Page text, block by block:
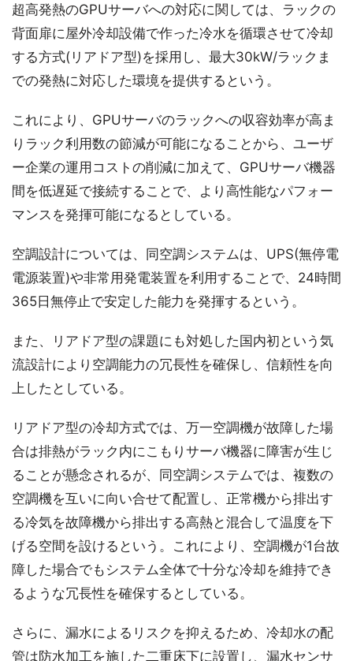
超高発熱のGPUサーバへの対応に関しては、ラックの
背面扉に屋外冷却設備で作った冷水を循環させて冷却
する方式(リアドア型)を採用し、最大30kW/ラックま
での発熱に対応した環境を提供するという。
これにより、GPUサーバのラックへの収容効率が高ま
りラック利用数の節減が可能になることから、ユーザ
ー企業の運用コストの削減に加えて、GPUサーバ機器
間を低遅延で接続することで、より高性能なパフォー
マンスを発揮可能になるとしている。
空調設計については、同空調システムは、UPS(無停電
電源装置)や非常用発電装置を利用することで、24時間
365日無停止で安定した能力を発揮するという。
また、リアドア型の課題にも対処した国内初という気
流設計により空調能力の冗長性を確保し、信頼性を向
上したとしている。
リアドア型の冷却方式では、万一空調機が故障した場
合は排熱がラック内にこもりサーバ機器に障害が生じ
ることが懸念されるが、同空調システムでは、複数の
空調機を互いに向い合せて配置し、正常機から排出す
る冷気を故障機から排出する高熱と混合して温度を下
げる空間を設けるという。これにより、空調機が1台故
障した場合でもシステム全体で十分な冷却を維持でき
るような冗長性を確保するとしている。
さらに、漏水によるリスクを抑えるため、冷却水の配
管は防水加工を施した二重床下に設置し、漏水センサ